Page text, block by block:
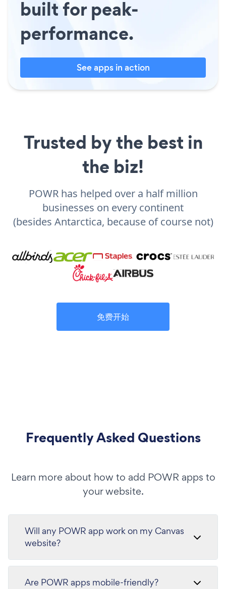
built for peak-
performance.
See apps in action
Trusted by the best in
the biz!
POWR has helped over a half million
businesses on every continent
(besides Antarctica, because of course not)
免费开始
Frequently Asked Questions
Learn more about how to add POWR apps to
your website.
Will any POWR app work on my Canvas
website?
Are POWR apps mobile-friendly?